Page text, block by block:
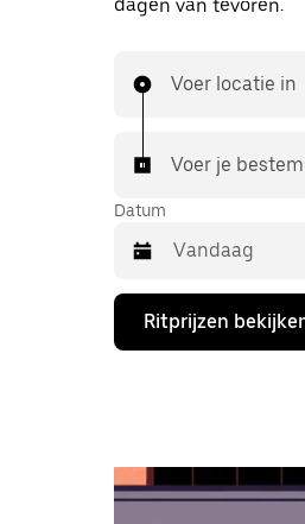
dagen van tevoren.
Voer locatie in
Voer je
Datum
Druk
de
te
openen
Ritprijzen